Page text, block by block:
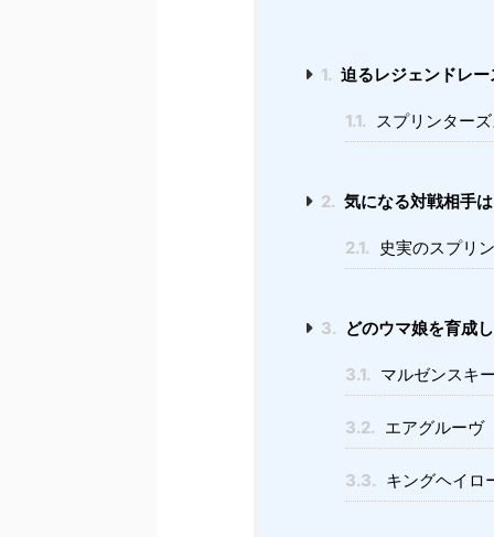
1. 迫るレジェンドレ
1.1. スプリンター
2. 気になる対戦相手
2.1. 史実のスプリ
3. どのウマ娘を育成
3.1. マルゼンスキ
3.2. エアグルーヴ
3.3. キングヘイロ